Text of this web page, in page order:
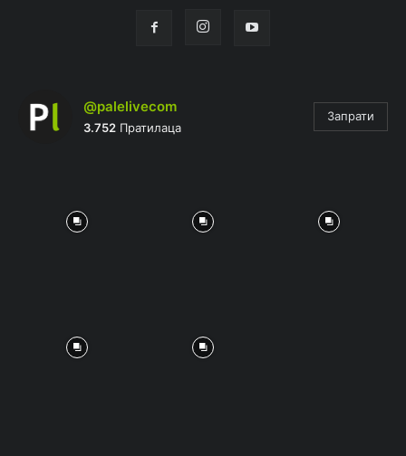
@palelivecom
3.752 Пратилаца
Запрати